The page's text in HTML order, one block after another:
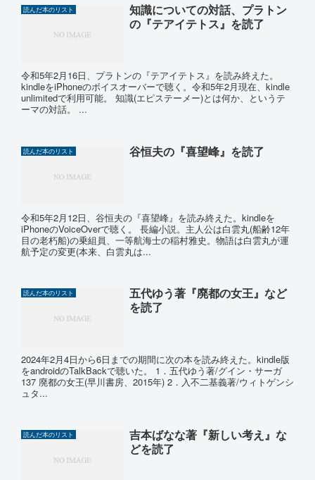
読んだ本のリスト
知識についての対話、プラトン
の『テアイテトス』を読了
令和5年2月16日、プラトンの『テアイテトス』を読み終えた。
kindleをiPhoneのボイスオーバーで聴く。令和5年2月現在、kindle
unlimitedで利用可能。 知識(エピステーメー)とは何か、というテ
ーマの対話。 ...
読んだ本のリスト 谷恒夫の『喜望峰』を読了
令和5年2月12日、谷恒夫の『喜望峰』を読み終えた。kindleを
iPhoneのVoiceOverで聴く。 長編小説。主人公は白雲丸(船齢12年
目の老朽船)の乗組員、一等航海士の稲村雅史。物語は白雲丸が運
航予定の変更(本来、白雲丸は...
読んだ本のリスト
五代ゆう著『廃都の女王』など
を読了
2024年2月4日から6日までの期間に次の本を読み終えた。kindle版
をandroidのTalkBackで聴いた。 1．五代ゆう著/グイン・サーガ
137 廃都の女王(早川書房、2015年) 2．入不二基義著/ウィトゲンシ
ュタ...
読んだ本のリスト
吉本ばなな著『新しい考え』な
どを読了